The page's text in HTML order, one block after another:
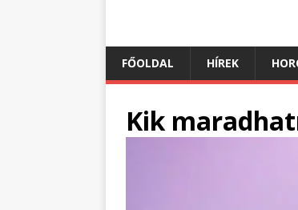
FŐOLDAL HÍREK
Kik